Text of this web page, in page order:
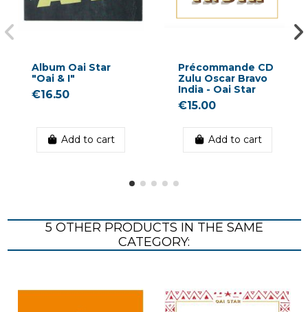
Album Oai Star
"Oai & I"
€16.50
Add to cart
Précommande CD
Zulu Oscar Bravo
India - Oai Star
€15.00
Add to cart
5 OTHER PRODUCTS IN THE SAME
CATEGORY: